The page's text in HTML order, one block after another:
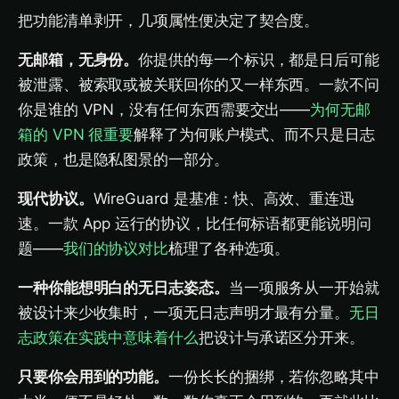
把功能清单剥开，几项属性便决定了契合度。
无邮箱，无身份。你提供的每一个标识，都是日后可能
被泄露、被索取或被关联回你的又一样东西。一款不问
你是谁的 VPN，没有任何东西需要交出——为何无邮
箱的 VPN 很重要解释了为何账户模式、而不只是日志
政策，也是隐私图景的一部分。
现代协议。 WireGuard 是基准：快、高效、重连迅
速。一款 App 运行的协议，比任何标语都更能说明问
题——我们的协议对比梳理了各种选项。
一种你能想明白的无日志姿态。 当一项服务从一开始就
被设计来少收集时，一项无日志声明才最有分量。无日
志政策在实践中意味着什么把设计与承诺区分开来。
只要你会用到的功能。一份长长的捆绑，若你忽略其中